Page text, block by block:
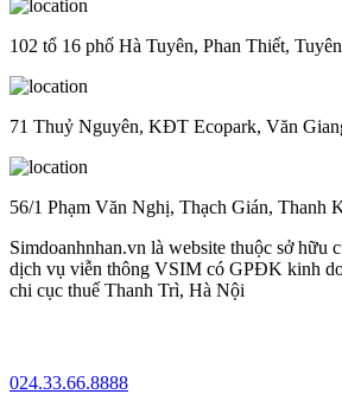
102 tổ 16 phố Hà Tuyên, Phan Thiết,
71 Thuỷ Nguyên, KĐT Ecopark, Văn
56/1 Phạm Văn Nghị, Thạch Gián, Thanh
Simdoanhnhan.vn là website thuộc sở hữu
dịch vụ viễn thông VSIM có GPĐK kinh
chi cục thuế Thanh Trì, Hà Nội
024.33.66.8888